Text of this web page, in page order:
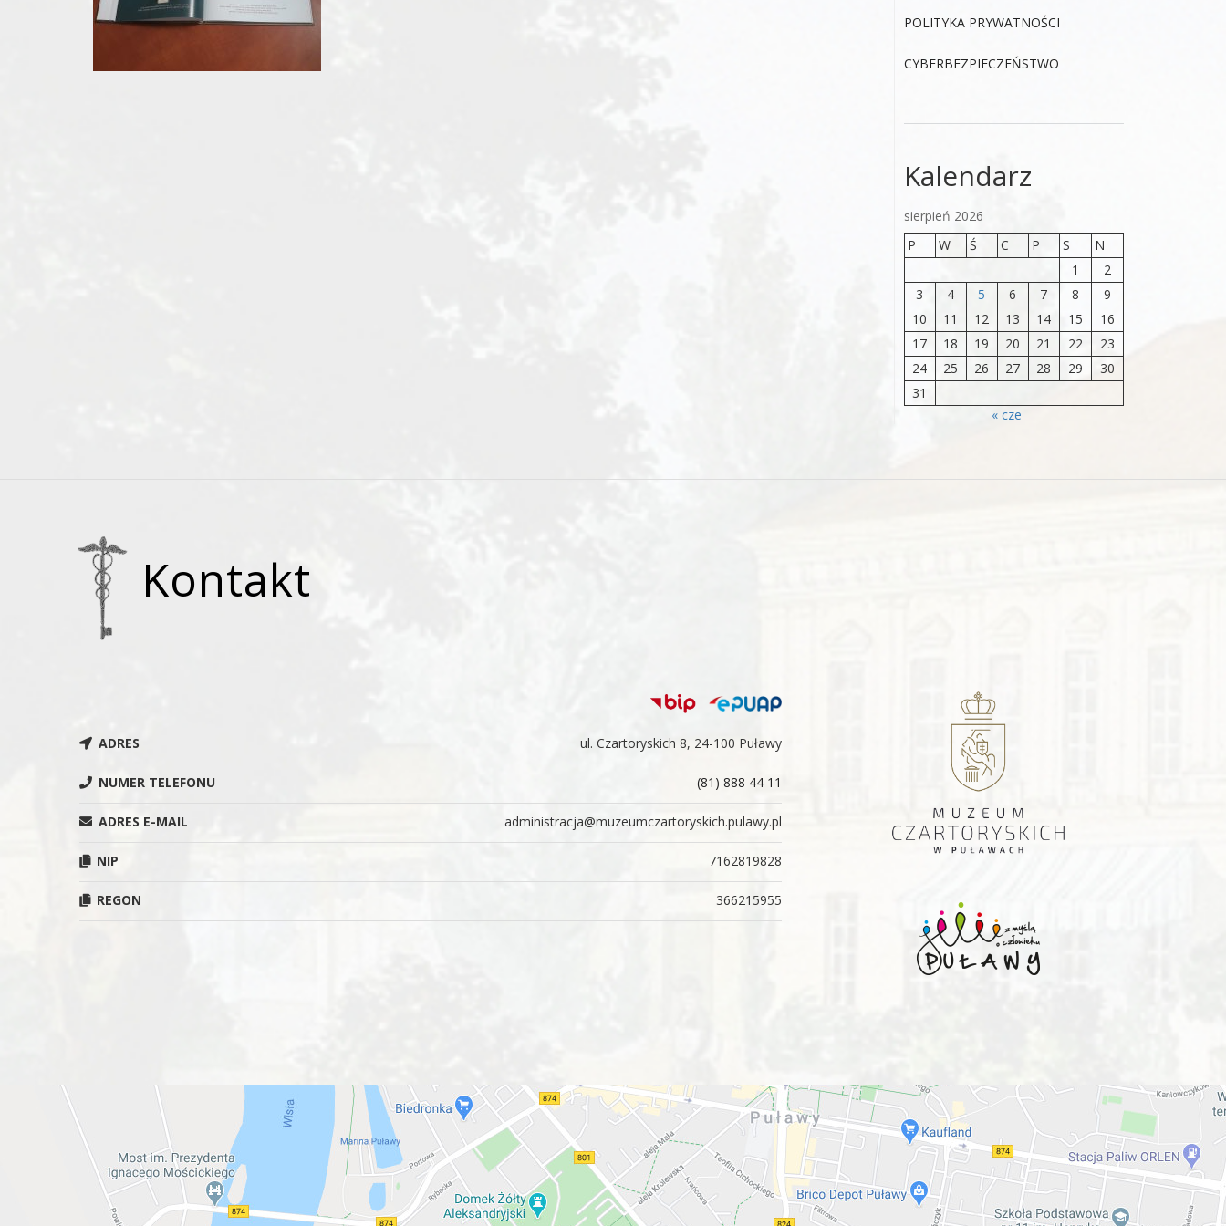
POLITYKA PRYWATNOŚCI
CYBERBEZPIECZEŃSTWO
Kalendarz
sierpień 2026
P
W Ś C P S
N
1
2
3
4 5 6 7 8
9
10
11 12 13 14 15
16
17
18 19 20 21 22
23
24
25 26 27 28 29
30
31
« cze
Kontakt
ADRES ul. Czartoryskich 8, 24-100 Puławy
NUMER TELEFONU (81) 888 44 11
ADRES E-MAIL administracja@muzeumczartoryskich.pulawy.pl
NIP 7162819828
REGON 366215955